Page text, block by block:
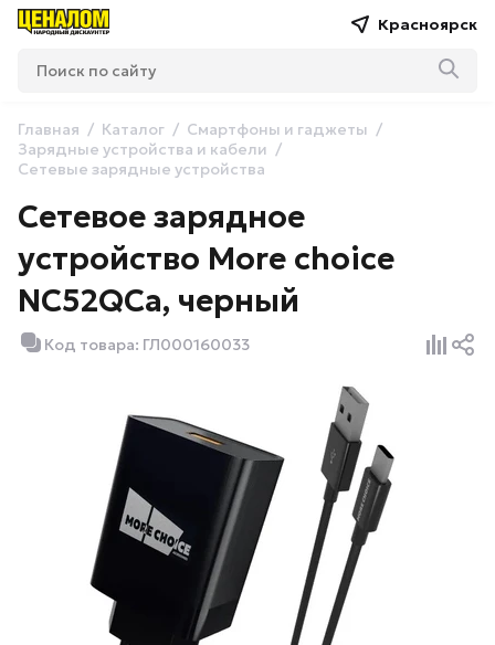
Красноярск
Главная Каталог
Смартфоны и гаджеты
Зарядные устройства и кабели
Сетевые зарядные устройства
Сетевое зарядное
устройство More choice
NC52QCa, черный
Код товара: ГЛ000160033